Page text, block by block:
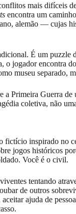
mais difíceis
encontra um
alemão — cujas
É um puzzle
o jogador encontra
museu separado,
a Primeira Guerra
coletiva, não
fictício inspirado no
jogos históricos
Você é o civil.
tentando
de outros
ajuda de